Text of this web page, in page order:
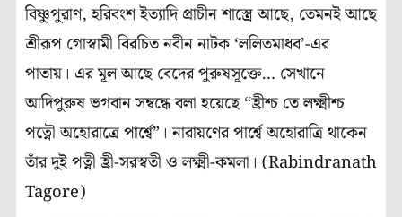
বিষ্ণুপুরাণ, হরিবংশ ইত্যাদি প্রাচীন শাস্ত্রে আছে, তেমনই আছে
শ্রীরূপ গোস্বামী বিরচিত নবীন নাটক ‘ললিতমাধব’-এর
পাতায়। এর মূল আছে বেদের পুরুষসূক্তে… সেখানে
আদিপুরুষ ভগবান সম্বন্ধে বলা হয়েছে “হ্রীশ্চ তে লক্ষ্মীশ্চ
পত্নৌ অহোরাত্রে পার্শ্বে”। নারায়ণের পার্শ্বে অহোরাত্রি থাকেন
তাঁর দুই পত্নী হ্রী-সরস্বতী ও লক্ষ্মী-কমলা। (Rabindranath
Tagore)